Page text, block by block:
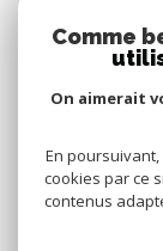
Comme
On aimerait
En
cookies par ce
contenus